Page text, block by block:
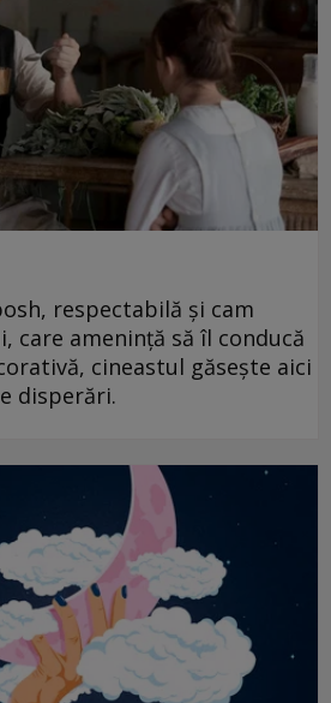
respectabilă și cam
care amenință să îl conducă
cineastul găsește aici
disperări.